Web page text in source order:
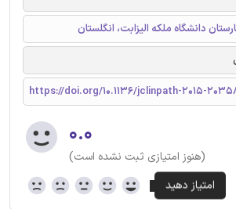
دانشگاه ملکه الیزابت، انگلستان
https://doi.org/10.1136/jclinpath-2015-
۰.۰
(هنوز امتیازی ثبت نشده است)